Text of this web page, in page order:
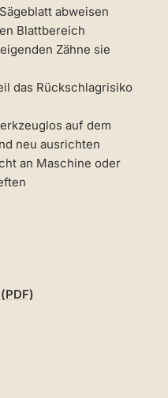
abweisen
Blattbereich
Zähne sie
das Rückschlagrisiko
auf dem
neu ausrichten
an Maschine oder